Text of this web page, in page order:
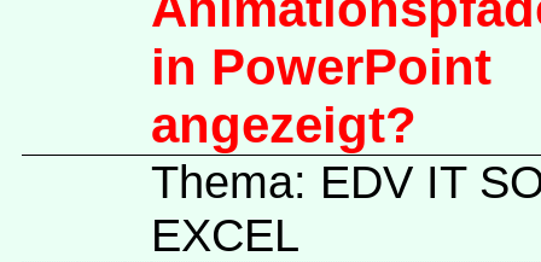
in PowerPoint
angezeigt?
Thema: EDV IT
EXCEL